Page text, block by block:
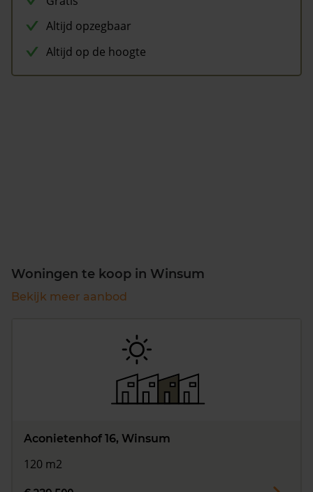
Altijd opzegbaar
Altijd op de hoogte
Woningen te koop in Winsum
Bekijk meer aanbod
Aconietenhof 16, Winsum
120 m2